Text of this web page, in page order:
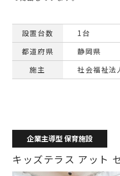
設置台数
1台
都道府県
静岡県
施主
社会福祉法
企業主導型 保育施設
キッズテラス アット